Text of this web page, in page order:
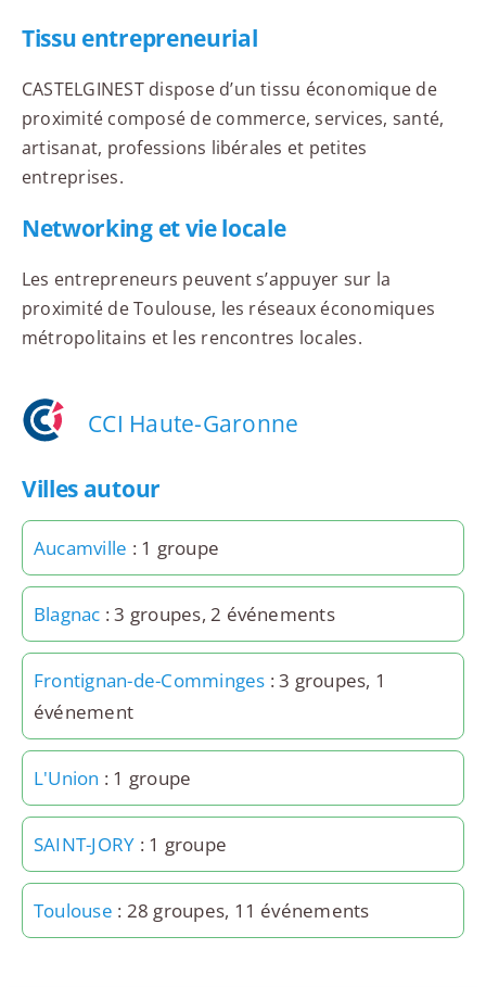
Tissu entrepreneurial
CASTELGINEST dispose d’un tissu économique de
proximité composé de commerce, services, santé,
artisanat, professions libérales et petites
entreprises.
Networking et vie locale
Les entrepreneurs peuvent s’appuyer sur la
proximité de Toulouse, les réseaux économiques
métropolitains et les rencontres locales.
CCI Haute-Garonne
Villes autour
Aucamville : 1 groupe
Blagnac : 3 groupes, 2 événements
Frontignan-de-Comminges : 3 groupes, 1
événement
L'Union : 1 groupe
SAINT-JORY : 1 groupe
Toulouse : 28 groupes, 11 événements